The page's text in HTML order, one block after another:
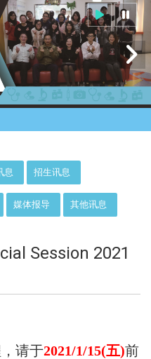
息 招生讯息
媒体报导 其他讯息
Session 2021
请于2021/1/15(五)前